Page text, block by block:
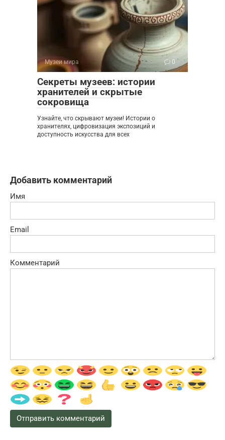
Музеи мира 0
Секреты музеев: истории
хранителей и скрытые
сокровища
Узнайте, что скрывают музеи! Истории о
хранителях, цифровизация экспозиций и
доступность искусства для всех
Добавить комментарий
Имя
Email
Комментарий